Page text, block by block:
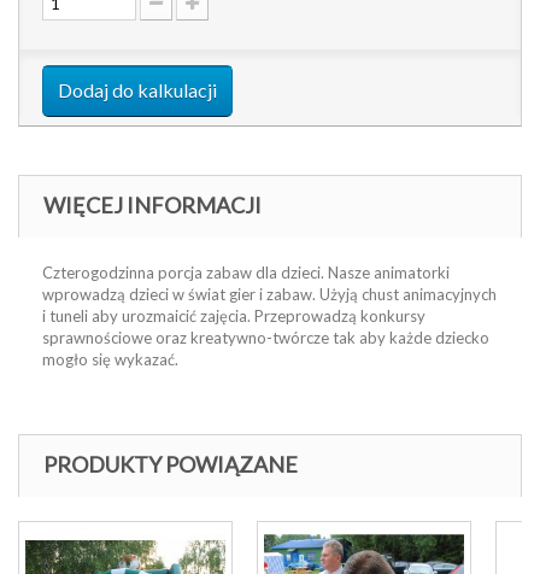
Dodaj do kalkulacji
WIĘCEJ INFORMACJI
Czterogodzinna porcja zabaw dla dzieci. Nasze animatorki
wprowadzą dzieci w świat gier i zabaw. Użyją chust animacyjnych
i tuneli aby urozmaicić zajęcia. Przeprowadzą konkursy
sprawnościowe oraz kreatywno-twórcze tak aby każde dziecko
mogło się wykazać.
PRODUKTY POWIĄZANE